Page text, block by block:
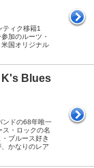
ィク移籍1
加のルーツ・
国オリジナル
K's Blues
ンドの68年唯一
ス・ロックの名
ブルース好き
かなりのレア